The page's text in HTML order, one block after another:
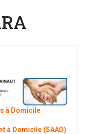
à Domicile
à Domicile (SAAD)